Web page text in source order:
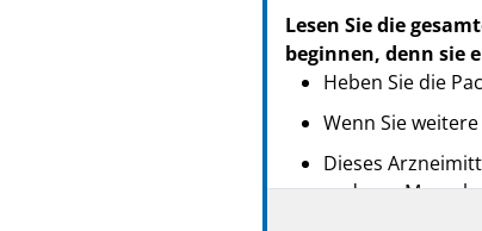
Lesen Sie die
beginnen, denn sie
Heben Sie die
Wenn Sie
Dieses
anderen